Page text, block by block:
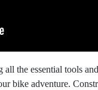
the essential tools
bike adventure.